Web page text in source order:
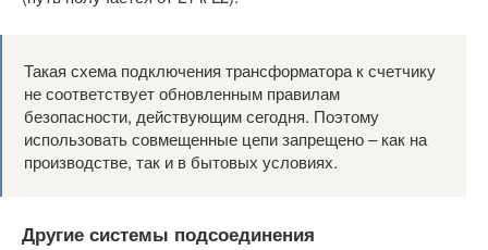
Такая схема подключения трансформатора к счетчику
не соответствует обновленным правилам
безопасности, действующим сегодня. Поэтому
использовать совмещенные цепи запрещено – как на
производстве, так и в бытовых условиях.
Другие системы подсоединения